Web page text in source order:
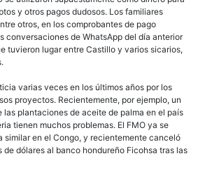
y otros pagos dudosos. Los familiares
otros, en los comprobantes de pago
conversaciones de WhatsApp del día anterior
tuvieron lugar entre Castillo y varios sicarios,
varias veces en los últimos años por los
proyectos. Recientemente, por ejemplo, un
las plantaciones de aceite de palma en el país
tienen muchos problemas. El FMO ya se
similar en el Congo, y recientemente canceló
de dólares al banco hondureño Ficohsa tras las